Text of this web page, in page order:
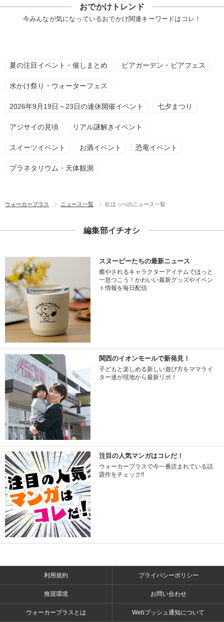
おでかけトレンド
今みんなが気になっているおでかけ関連キーワードはコレ！
夏の注目イベント・催しまとめ ビアガーデン・ビアフェス
水かけ祭り・ウォーターフェス
2026年9月19日～23日の連休開催イベント 七夕まつり
アジサイの見頃 リアル謎解きイベント
スイーツイベント お酒イベント 恐竜イベント
プラネタリウム・天体観測
ウォーカープラス ニュース一覧 紅ほっぺのニュース一覧
編集部イチオシ
スヌーピーたちの最新ニュース
癒やされるキャラクターアイテムでほっと
一息つこう！かわいい最新グッズやイベン
ト情報を毎日配信
関西のイオンモールで新発見！
子どもと楽しめる新しい遊び方をママライ
ター達が現地から最新リポ！
注目の人気マンガはコレだ！
ウォーカープラスで今一番読まれている話
題作をチェック!!
利用規約 プライバシーポリシー
推奨環境 お問い合わせ
ウォーカープラスとは Webプッシュ通知について